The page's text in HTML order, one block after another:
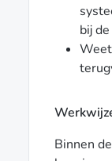
bij
Binnen